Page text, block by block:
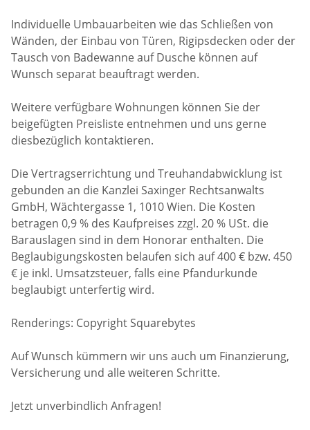
Individuelle Umbauarbeiten wie das Schließen von
Wänden, der Einbau von Türen, Rigipsdecken oder der
Tausch von Badewanne auf Dusche können auf
Wunsch separat beauftragt werden.
Weitere verfügbare Wohnungen können Sie der
beigefügten Preisliste entnehmen und uns gerne
diesbezüglich kontaktieren.
Die Vertragserrichtung und Treuhandabwicklung ist
gebunden an die Kanzlei Saxinger Rechtsanwalts
GmbH, Wächtergasse 1, 1010 Wien. Die Kosten
betragen 0,9 % des Kaufpreises zzgl. 20 % USt. die
Barauslagen sind in dem Honorar enthalten. Die
Beglaubigungskosten belaufen sich auf 400 € bzw. 450
€ je inkl. Umsatzsteuer, falls eine Pfandurkunde
beglaubigt unterfertig wird.
Renderings: Copyright Squarebytes
Auf Wunsch kümmern wir uns auch um Finanzierung,
Versicherung und alle weiteren Schritte.
Jetzt unverbindlich Anfragen!